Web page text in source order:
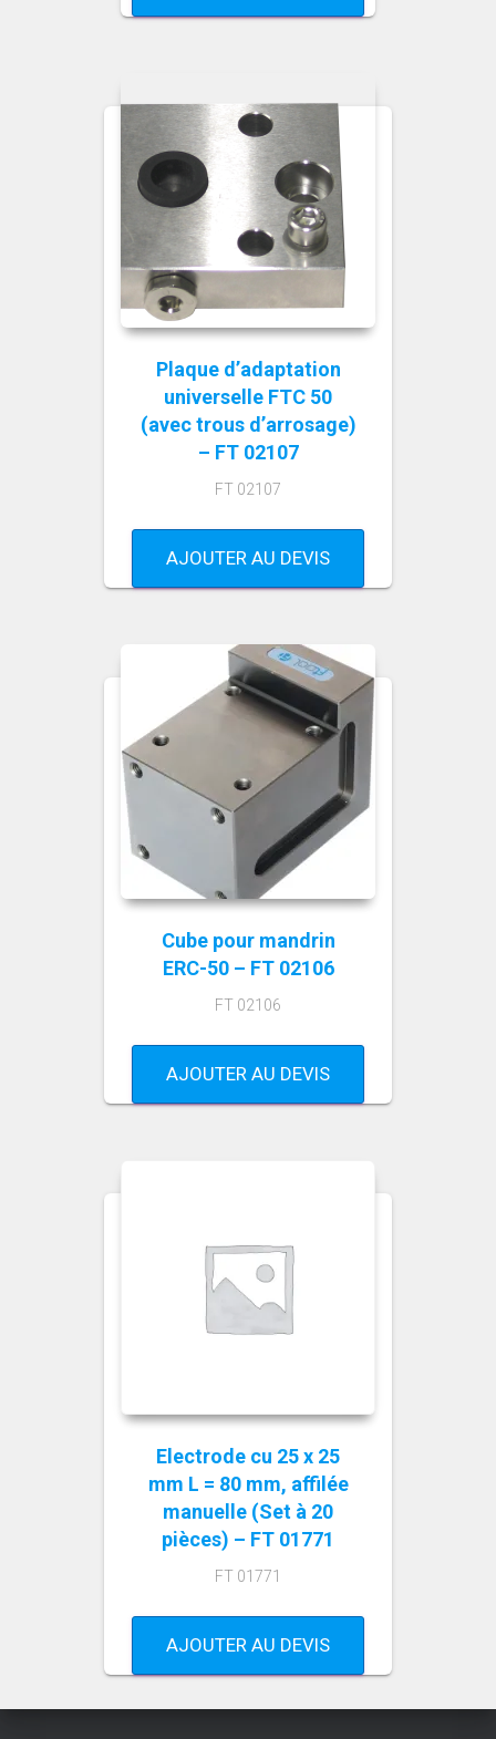
Plaque d’adaptation
universelle FTC 50
(avec trous d’arrosage)
– FT 02107
FT 02107
AJOUTER AU DEVIS
Cube pour mandrin
ERC-50 – FT 02106
FT 02106
AJOUTER AU DEVIS
Electrode cu 25 x 25
mm L = 80 mm, affilée
manuelle (Set à 20
pièces) – FT 01771
FT 01771
AJOUTER AU DEVIS